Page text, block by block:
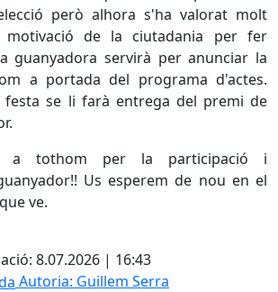
però alhora s'ha valorat molt
motivació de la ciutadania per fer
guanyadora servirà per anunciar la
a portada del programa d'actes.
festa se li farà entrega del premi de
a tothom per la participació i
Us esperem de nou en el
ve.
8.07.2026 | 16:43
Autoria: Guillem Serra